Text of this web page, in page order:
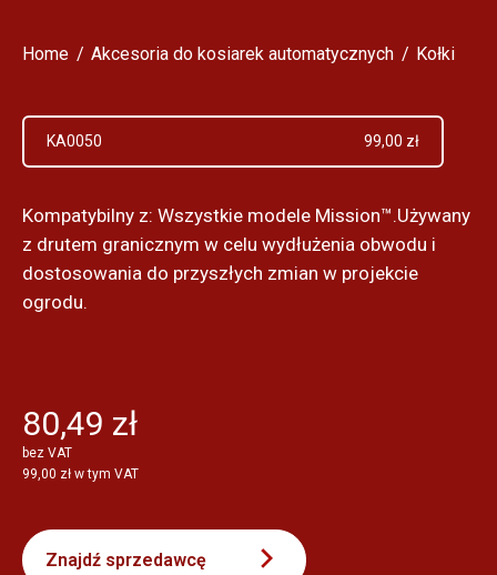
Home Akcesoria do kosiarek automatycznych Kołki
KA0050 99,00 zł
Kompatybilny z: Wszystkie modele Mission™.Używany
z drutem granicznym w celu wydłużenia obwodu i
dostosowania do przyszłych zmian w projekcie
ogrodu.
80,49 zł
bez VAT
99,00 zł w tym VAT
Znajdź sprzedawcę